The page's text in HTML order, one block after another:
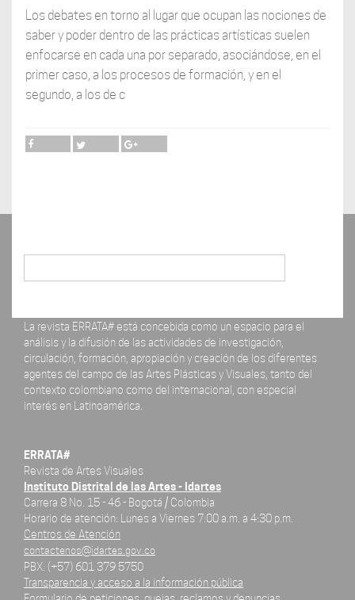
Los debates en torno al lugar que ocupan las nociones de
saber y poder dentro de las prácticas artísticas suelen
enfocarse en cada una por separado, asociándose, en el
primer caso, a los procesos de formación, y en el
segundo, a los de c
La revista ERRATA# está concebida como un espacio para el
análisis y la difusión de las actividades de investigación,
circulación, formación, apropiación y creación de los diferentes
agentes del campo de las Artes Plásticas y Visuales, tanto del
contexto colombiano como del internacional, con especial
interés en Latinoamérica.
ERRATA#
Revista de Artes Visuales
Instituto Distrital de las Artes - Idartes
Carrera 8 No. 15 - 46 - Bogotá / Colombia
Horario de atención: Lunes a Viernes 7:00 a.m. a 4:30 p.m.
Centros de Atención
contactenos@idartes.gov.co
PBX: (+57) 601 379 5750
Transparencia y acceso a la información pública